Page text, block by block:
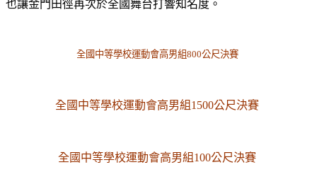
也讓金門田徑再次於全國舞台打響知名度。
全國中等學校運動會高男組800公尺決賽
全國中等學校運動會高男組1500公尺決賽
全國中等學校運動會高男組100公尺決賽